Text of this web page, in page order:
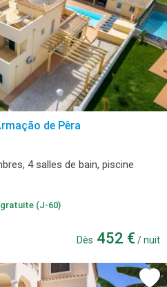
de Pêra
4 salles de bain, piscine
(J-60)
Dès 452 € / nuit